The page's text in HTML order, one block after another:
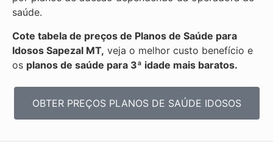
saúde.
Cote tabela de preços de Planos de Saúde para
Idosos Sapezal MT, veja o melhor custo benefício e
os planos de saúde para 3ª idade mais baratos.
OBTER PREÇOS PLANOS DE SAÚDE IDOSOS